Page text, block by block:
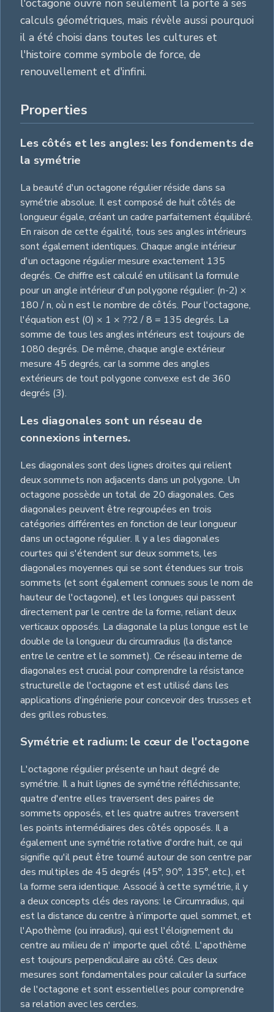
l'octagone ouvre non seulement la porte à ses
calculs géométriques, mais révèle aussi pourquoi
il a été choisi dans toutes les cultures et
l'histoire comme symbole de force, de
renouvellement et d'infini.
Properties
Les côtés et les angles: les fondements de
la symétrie
La beauté d'un octagone régulier réside dans sa
symétrie absolue. Il est composé de huit côtés de
longueur égale, créant un cadre parfaitement équilibré.
En raison de cette égalité, tous ses angles intérieurs
sont également identiques. Chaque angle intérieur
d'un octagone régulier mesure exactement 135
degrés. Ce chiffre est calculé en utilisant la formule
pour un angle intérieur d'un polygone régulier: (n-2) ×
180 / n, où n est le nombre de côtés. Pour l'octagone,
l'équation est (0) × 1 × ??2 / 8 = 135 degrés. La
somme de tous les angles intérieurs est toujours de
1080 degrés. De même, chaque angle extérieur
mesure 45 degrés, car la somme des angles
extérieurs de tout polygone convexe est de 360
degrés (3).
Les diagonales sont un réseau de
connexions internes.
Les diagonales sont des lignes droites qui relient
deux sommets non adjacents dans un polygone. Un
octagone possède un total de 20 diagonales. Ces
diagonales peuvent être regroupées en trois
catégories différentes en fonction de leur longueur
dans un octagone régulier. Il y a les diagonales
courtes qui s'étendent sur deux sommets, les
diagonales moyennes qui se sont étendues sur trois
sommets (et sont également connues sous le nom de
hauteur de l'octagone), et les longues qui passent
directement par le centre de la forme, reliant deux
verticaux opposés. La diagonale la plus longue est le
double de la longueur du circumradius (la distance
entre le centre et le sommet). Ce réseau interne de
diagonales est crucial pour comprendre la résistance
structurelle de l'octagone et est utilisé dans les
applications d'ingénierie pour concevoir des trusses et
des grilles robustes.
Symétrie et radium: le cœur de l'octagone
L'octagone régulier présente un haut degré de
symétrie. Il a huit lignes de symétrie réfléchissante;
quatre d'entre elles traversent des paires de
sommets opposés, et les quatre autres traversent
les points intermédiaires des côtés opposés. Il a
également une symétrie rotative d'ordre huit, ce qui
signifie qu'il peut être tourné autour de son centre par
des multiples de 45 degrés (45°, 90°, 135°, etc.), et
la forme sera identique. Associé à cette symétrie, il y
a deux concepts clés des rayons: le Circumradius, qui
est la distance du centre à n'importe quel sommet, et
l'Apothème (ou inradius), qui est l'éloignement du
centre au milieu de n' importe quel côté. L'apothème
est toujours perpendiculaire au côté. Ces deux
mesures sont fondamentales pour calculer la surface
de l'octagone et sont essentielles pour comprendre
sa relation avec les cercles.